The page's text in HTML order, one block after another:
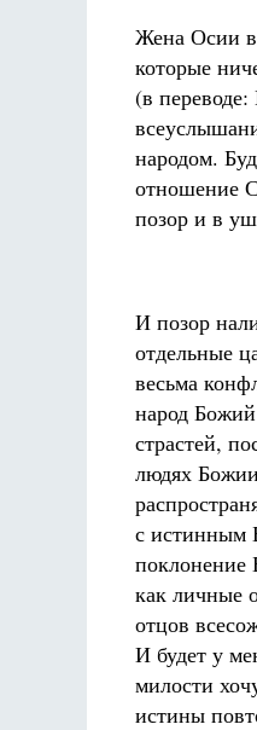
Жена Осии
которые
(в
народом.
отношение
позор и в
И позор
отдельные
весьма
народ
страстей,
людях
с истинным
поклонение
как личные
отцов
И будет у
милости
истины